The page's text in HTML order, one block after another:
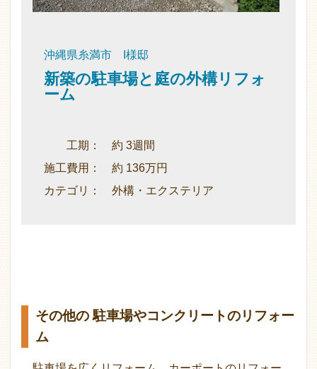
沖縄県糸満市 I様邸
新築の駐車場と庭の外構リフォ
ーム
工期： 約 3週間
施工費用： 約 136万円
カテゴリ： 外構・エクステリア
その他の 駐車場やコンクリートのリフォー
ム